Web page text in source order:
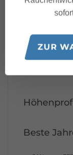
Ziel
Beste
ZUR